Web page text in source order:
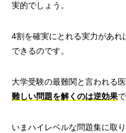
実的でしょう。
4割を確実にとれる実力があ
できるのです。
大学受験の最難関と言われる
難しい問題を解くのは逆効果
いまハイレベルな問題集に取